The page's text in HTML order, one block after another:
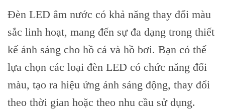
Đèn LED âm nước có khả năng thay đổi màu
sắc linh hoạt, mang đến sự đa dạng trong thiết
kế ánh sáng cho hồ cá và hồ bơi. Bạn có thể
lựa chọn các loại đèn LED có chức năng đổi
màu, tạo ra hiệu ứng ánh sáng động, thay đổi
theo thời gian hoặc theo nhu cầu sử dụng.